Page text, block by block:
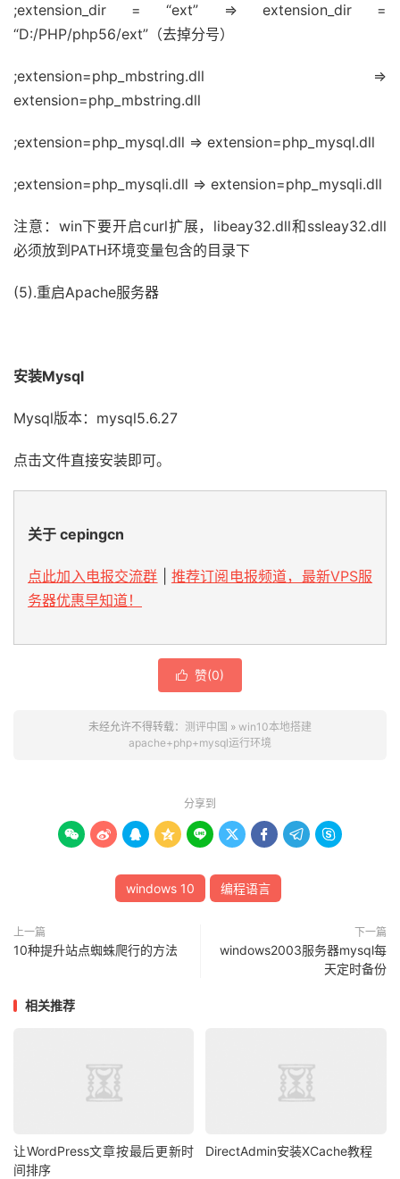
;extension_dir = “ext” => extension_dir =
“D:/PHP/php56/ext”（去掉分号）
;extension=php_mbstring.dll =>
extension=php_mbstring.dll
;extension=php_mysql.dll => extension=php_mysql.dll
;extension=php_mysqli.dll => extension=php_mysqli.dll
注意：win下要开启curl扩展，libeay32.dll和ssleay32.dll
必须放到PATH环境变量包含的目录下
(5).重启Apache服务器
安装Mysql
Mysql版本：mysql5.6.27
点击文件直接安装即可。
关于 cepingcn
点此加入电报交流群
推荐订阅电报频道，最新VPS服
务器优惠早知道！
 赞(0)
未经允许不得转载： 测评中国 » win10本地搭建
apache+php+mysql运行环境
分享到
        
windows 10 编程语言
上一篇
10种提升站点蜘蛛爬行的方法
下一篇
windows2003服务器mysql每
天定时备份
相关推荐
让WordPress文章按最后更新时
间排序
DirectAdmin安装XCache教程